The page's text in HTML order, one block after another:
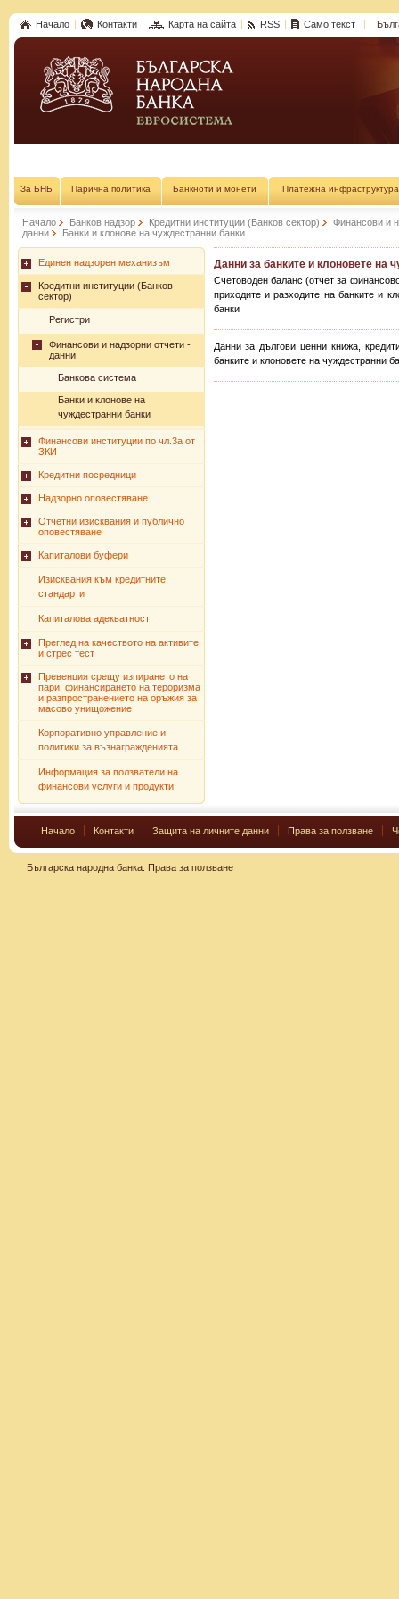
Начало Контакти Карта на сайта RSS Само текст
За БНБ Парична политика Банкноти и монети Платежна инфраструктура
Начало Банков надзор Кредитни институции (Банков сектор)
Финансови и
данни
Банки и клонове на чуждестранни банки
Единен надзорен механизъм
Кредитни институции (Банков
сектор)
Регистри
Финансови и надзорни отчети -
данни
Банкова система
Банки и клонове на
чуждестранни банки
Финансови институции по чл.3а от
ЗКИ
Кредитни посредници
Надзорно оповестяване
Отчетни изисквания и публично
оповестяване
Капиталови буфери
Изисквания към кредитните
стандарти
Капиталова адекватност
Преглед на качеството на активите
и стрес тест
Превенция срещу изпирането на
пари, финансирането на тероризма
и разпространението на оръжия за
масово унищожение
Корпоративно управление и
политики за възнагражденията
Информация за ползватели на
финансови услуги и продукти
Данни за банките и клоновете на
Счетоводен баланс (отчет за
приходите и разходите на банките и
банки
Данни за дългови ценни книжа,
банките и клоновете на чуждестранни
Начало Контакти Защита на личните данни Права за ползване
Българска народна банка. Права за ползване